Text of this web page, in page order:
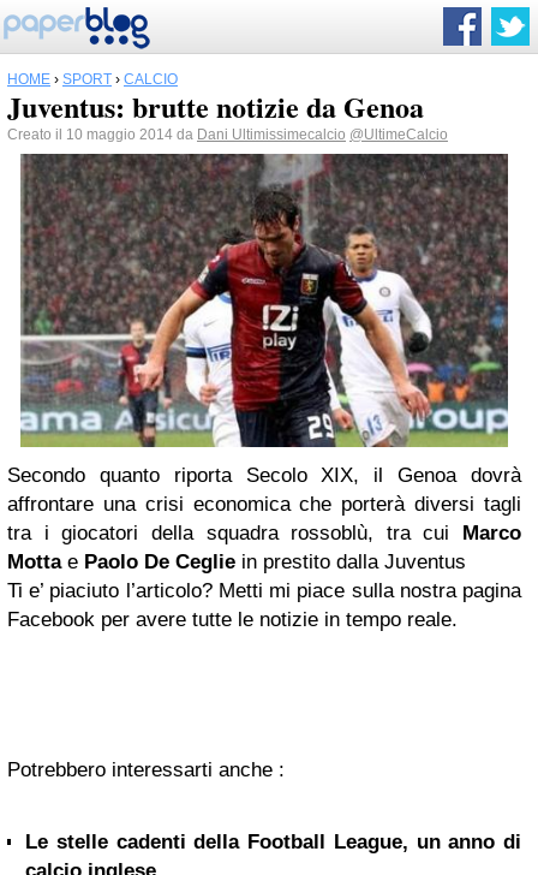
HOME › SPORT › CALCIO
Juventus: brutte notizie da Genoa
Creato il 10 maggio 2014 da Dani Ultimissimecalcio @UltimeCalcio
Secondo quanto riporta Secolo XIX, il Genoa dovrà
affrontare una crisi economica che porterà diversi tagli
tra i giocatori della squadra rossoblù, tra cui Marco
Mottae Paolo De Ceglie in prestito dalla Juventus
Ti e’ piaciuto l’articolo? Metti mi piace sulla nostra pagina
Facebook per avere tutte le notizie in tempo reale.
Potrebbero interessarti anche :
Le stelle cadenti della Football League, un anno di